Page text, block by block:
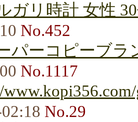
ガリ時計 女性
No.452
パーコピーブラ
No.1117
No.29